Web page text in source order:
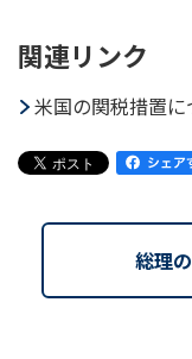
関連リンク
米国の関税措置に
総理